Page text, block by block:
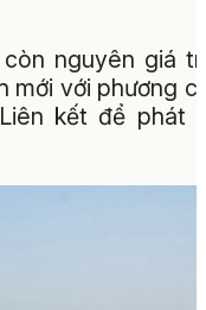
nguyên giá
mới với phương
kết để phát